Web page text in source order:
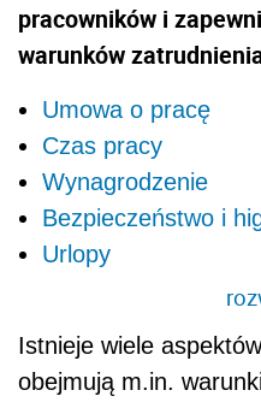
pracowników i
warunków
Umowa o pracę
Czas pracy
Wynagrodzenie
Bezpieczeństwo i
Urlopy
Istnieje wiele
obejmują m.in.